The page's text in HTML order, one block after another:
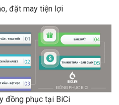
đặt may tiện lợi
đồng phục tại BiCi